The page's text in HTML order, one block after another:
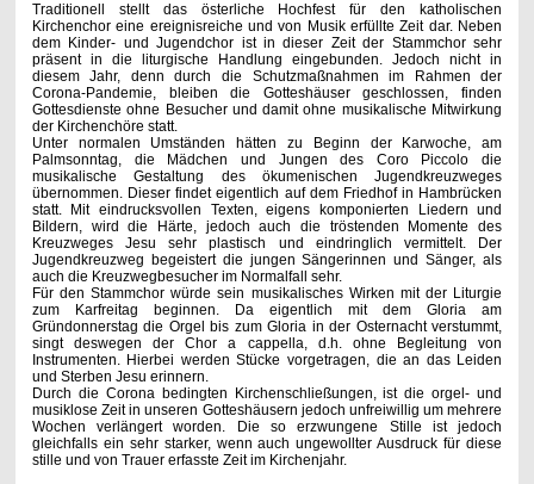
Traditionell stellt das österliche Hochfest für den katholischen
Kirchenchor eine ereignisreiche und von Musik erfüllte Zeit dar. Neben
dem Kinder- und Jugendchor ist in dieser Zeit der Stammchor sehr
präsent in die liturgische Handlung eingebunden. Jedoch nicht in
diesem Jahr, denn durch die Schutzmaßnahmen im Rahmen der
Corona-Pandemie, bleiben die Gotteshäuser geschlossen, finden
Gottesdienste ohne Besucher und damit ohne musikalische Mitwirkung
der Kirchenchöre statt.
Unter normalen Umständen hätten zu Beginn der Karwoche, am
Palmsonntag, die Mädchen und Jungen des Coro Piccolo die
musikalische Gestaltung des ökumenischen Jugendkreuzweges
übernommen. Dieser findet eigentlich auf dem Friedhof in Hambrücken
statt. Mit eindrucksvollen Texten, eigens komponierten Liedern und
Bildern, wird die Härte, jedoch auch die tröstenden Momente des
Kreuzweges Jesu sehr plastisch und eindringlich vermittelt. Der
Jugendkreuzweg begeistert die jungen Sängerinnen und Sänger, als
auch die Kreuzwegbesucher im Normalfall sehr.
Für den Stammchor würde sein musikalisches Wirken mit der Liturgie
zum Karfreitag beginnen. Da eigentlich mit dem Gloria am
Gründonnerstag die Orgel bis zum Gloria in der Osternacht verstummt,
singt deswegen der Chor a cappella, d.h. ohne Begleitung von
Instrumenten. Hierbei werden Stücke vorgetragen, die an das Leiden
und Sterben Jesu erinnern.
Durch die Corona bedingten Kirchenschließungen, ist die orgel- und
musiklose Zeit in unseren Gotteshäusern jedoch unfreiwillig um mehrere
Wochen verlängert worden. Die so erzwungene Stille ist jedoch
gleichfalls ein sehr starker, wenn auch ungewollter Ausdruck für diese
stille und von Trauer erfasste Zeit im Kirchenjahr.